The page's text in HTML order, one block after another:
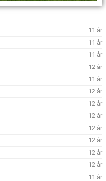
11 år
11 år
11 år
12 år
11 år
12 år
12 år
12 år
12 år
12 år
12 år
12 år
11 år